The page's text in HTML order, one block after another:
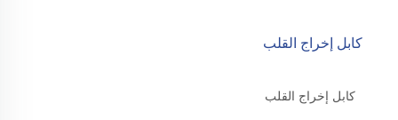
كابل إخراج القلب
كابل إخراج القلب